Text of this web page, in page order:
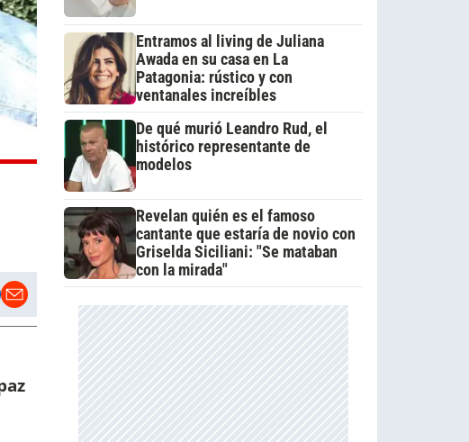
Entramos al living de Juliana
Awada en su casa en La
Patagonia: rústico y con
ventanales increíbles
De qué murió Leandro Rud, el
histórico representante de
modelos
Revelan quién es el famoso
cantante que estaría de novio con
Griselda Siciliani: "Se mataban
con la mirada"